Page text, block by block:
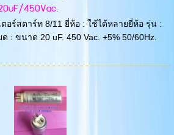
450Vac.
อร์สตาร์ท 8/11 ยี่ห้อ : ใช้ได้หลายยี่ห้อ รุ่น :
: ขนาด 20 uF. 450 Vac. +5% 50/60Hz.